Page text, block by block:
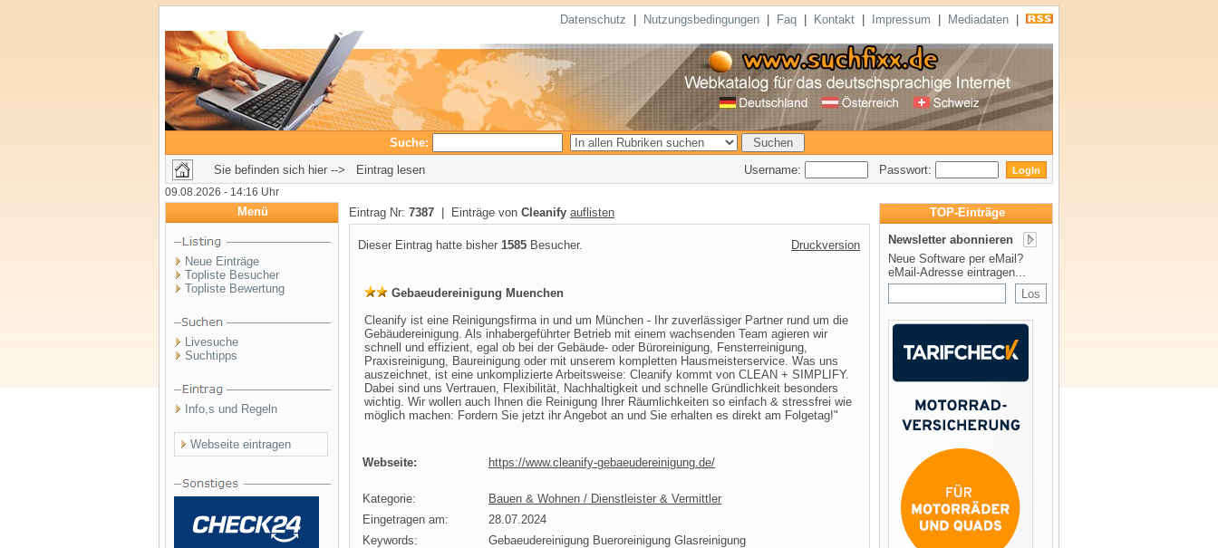
Datenschutz Nutzungsbedingungen Faq Kontakt Impressum Mediadaten
Suche:
Sie befinden sich hier --> Eintrag lesen
Username: Passwort:
09.08.2026 - 14:16 Uhr
Menü
Neue Einträge
Topliste Besucher
Topliste Bewertung
Livesuche
Suchtipps
Info,s und Regeln
Webseite eintragen
Eintrag Nr: 7387 | Einträge von Cleanify auflisten
Dieser Eintrag hatte bisher 1585 Besucher. Druckversion
Gebaeudereinigung Muenchen
Cleanify ist eine Reinigungsfirma in und um München - Ihr zuverlässiger Partner rund um die
Gebäudereinigung. Als inhabergeführter Betrieb mit einem wachsenden Team agieren wir
schnell und effizient, egal ob bei der Gebäude- oder Büroreinigung, Fensterreinigung,
Praxisreinigung, Baureinigung oder mit unserem kompletten Hausmeisterservice. Was uns
auszeichnet, ist eine unkomplizierte Arbeitsweise: Cleanify kommt von CLEAN + SIMPLIFY.
Dabei sind uns Vertrauen, Flexibilität, Nachhaltigkeit und schnelle Gründlichkeit besonders
wichtig. Wir wollen auch Ihnen die Reinigung Ihrer Räumlichkeiten so einfach & stressfrei wie
möglich machen: Fordern Sie jetzt ihr Angebot an und Sie erhalten es direkt am Folgetag!"
Webseite: https://www.cleanify-gebaeudereinigung.de/
Kategorie:
Bauen & Wohnen / Dienstleister & Vermittler
Eingetragen am:
28.07.2024
Keywords:
Gebaeudereinigung Bueroreinigung Glasreinigung
TOP-Einträge
Newsletter abonnieren
Neue Software per eMail?
eMail-Adresse eintragen...